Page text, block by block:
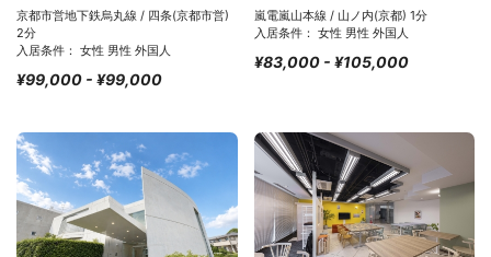
京都市営地下鉄烏丸線 / 四条(京都市営)
2分
入居条件： 女性 男性 外国人
¥99,000 - ¥99,000
嵐電嵐山本線 / 山ノ内(京都) 1分
入居条件： 女性 男性 外国人
¥83,000 - ¥105,000